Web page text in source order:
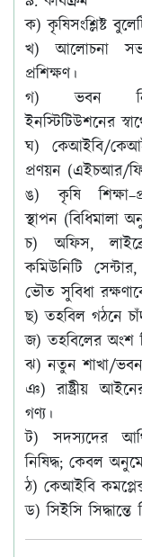
ক) কৃষিসংশ্লিষ্ট
খ) আলোচনা
প্রশিক্ষণ।
গ) ভবন
ইনস্টিটিউশনের
ঘ) কেআইবি/
প্রণয়ন (এইচআর/
ঙ) কৃষি
স্থাপন (বিধিমালা
চ) অফিস,
কমিউনিটি
ভৌত সুবিধা
ছ) তহবিল গঠনে
জ) তহবিলের অংশ
ঝ) নতুন শাখা/ভবন
ঞ) রাষ্ট্রীয়
গণ্য।
ট) সদস্যদের
নিষিদ্ধ; কেবল
ঠ) কেআইবি
ড) সিইসি